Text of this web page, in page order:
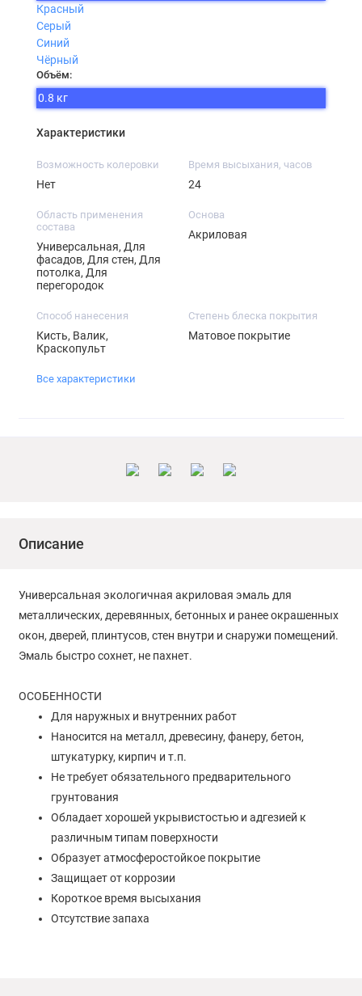
Красный
Серый
Синий
Чёрный
Объём:
0.8 кг
Характеристики
Возможность колеровки
Нет
Время высыхания, часов
24
Область применения
состава
Универсальная, Для
фасадов, Для стен, Для
потолка, Для
перегородок
Основа
Акриловая
Способ нанесения
Кисть, Валик,
Краскопульт
Степень блеска покрытия
Матовое покрытие
Все характеристики
Описание
Универсальная экологичная акриловая эмаль для
металлических, деревянных, бетонных и ранее окрашенных
окон, дверей, плинтусов, стен внутри и снаружи помещений.
Эмаль быстро сохнет, не пахнет.
ОСОБЕННОСТИ
Для наружных и внутренних работ
Наносится на металл, древесину, фанеру, бетон,
штукатурку, кирпич и т.п.
Не требует обязательного предварительного
грунтования
Обладает хорошей укрывистостью и адгезией к
различным типам поверхности
Образует атмосферостойкое покрытие
Защищает от коррозии
Короткое время высыхания
Отсутствие запаха